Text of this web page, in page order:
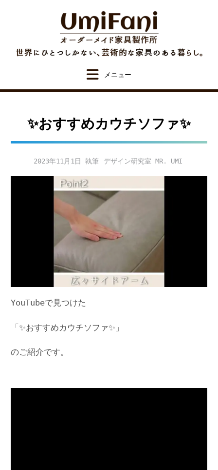
✨おすすめカウチソファ✨
2023年11月1日 デザイン研究室 MR. UMI
YouTubeで見つけた
「✨おすすめカウチソファ✨」
のご紹介です。